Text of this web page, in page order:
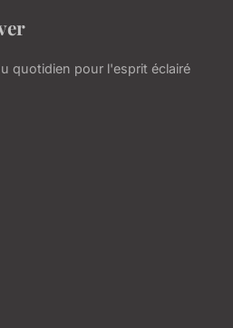
quotidien pour l'esprit éclairé